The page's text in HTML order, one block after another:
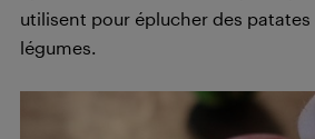
utilisent pour éplucher des patates
légumes.